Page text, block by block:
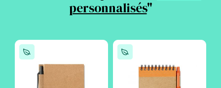
personnalisés"